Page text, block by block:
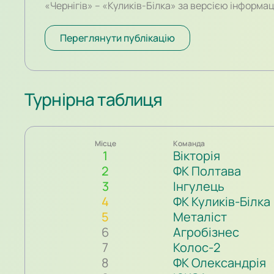
«Чернігів» – «Куликів-Білка» за версією
лави запасних і невдовзі красивим обвідним
рахунок.
Переглянути публікацію
Турнірна таблиця
Місце Команда
1 Вікторія
2
ФК Полтава
3
Інгулець
4
ФК Куликів-Білка
5
Металіст
6
Агробізнес
7
Колос-2
8
ФК Олександрія